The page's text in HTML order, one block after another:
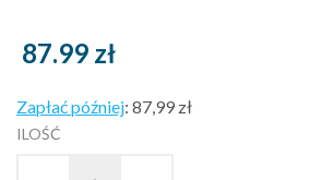
87.99 zł
Zapłać później: 87,99 zł
ILOŚĆ